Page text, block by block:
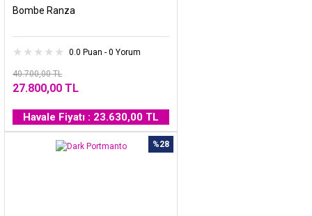
Bombe Ranza
0.0 Puan - 0 Yorum
40.700,00 TL
27.800,00 TL
Havale Fiyatı : 23.630,00 TL
%28